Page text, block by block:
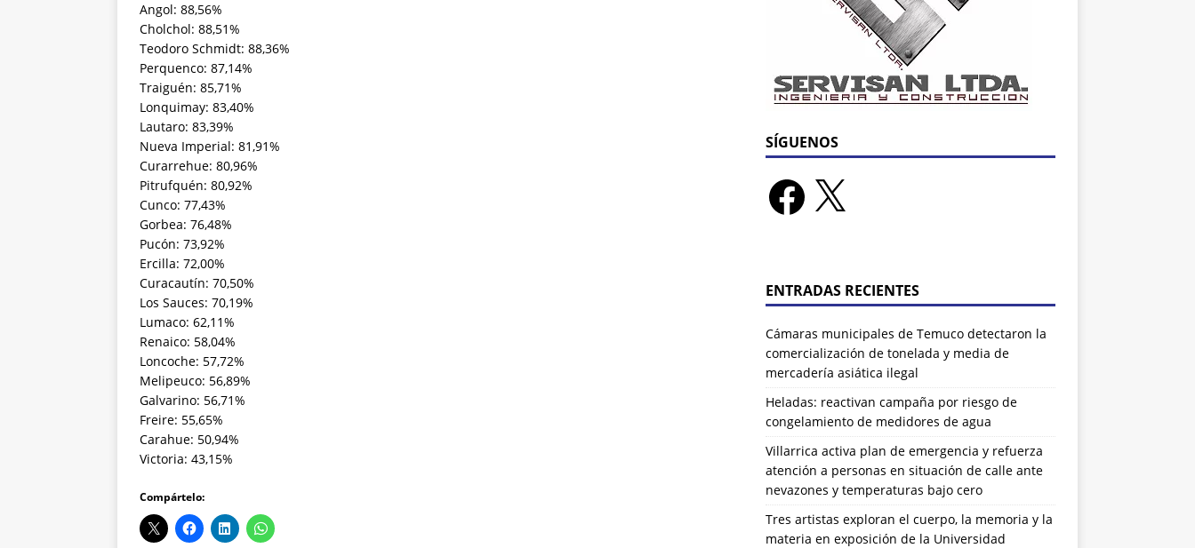
Angol: 88,56%
Cholchol: 88,51%
Teodoro Schmidt: 88,36%
Perquenco: 87,14%
Traiguén: 85,71%
Lonquimay: 83,40%
Lautaro: 83,39%
Nueva Imperial: 81,91%
Curarrehue: 80,96%
Pitrufquén: 80,92%
Cunco: 77,43%
Gorbea: 76,48%
Pucón: 73,92%
Ercilla: 72,00%
Curacautín: 70,50%
Los Sauces: 70,19%
Lumaco: 62,11%
Renaico: 58,04%
Loncoche: 57,72%
Melipeuco: 56,89%
Galvarino: 56,71%
Freire: 55,65%
Carahue: 50,94%
Victoria: 43,15%
Compártelo:
SÍGUENOS
ENTRADAS RECIENTES
Cámaras municipales de Temuco detectaron la
comercialización de tonelada y media de
mercadería asiática ilegal
Heladas: reactivan campaña por riesgo de
congelamiento de medidores de agua
Villarrica activa plan de emergencia y refuerza
atención a personas en situación de calle ante
nevazones y temperaturas bajo cero
Tres artistas exploran el cuerpo, la memoria y la
materia en exposición de la Universidad